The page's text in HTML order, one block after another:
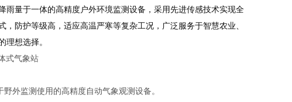
雨量于一体的高精度户外环境监测设备，采用先进传感技术实现全
防护等级高，适应高温严寒等复杂工况，广泛服务于智慧农业、
理想选择。
外监测使用的高精度自动气象观测设备。